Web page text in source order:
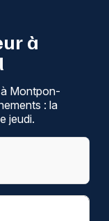
à
Montpon-
: la
jeudi.